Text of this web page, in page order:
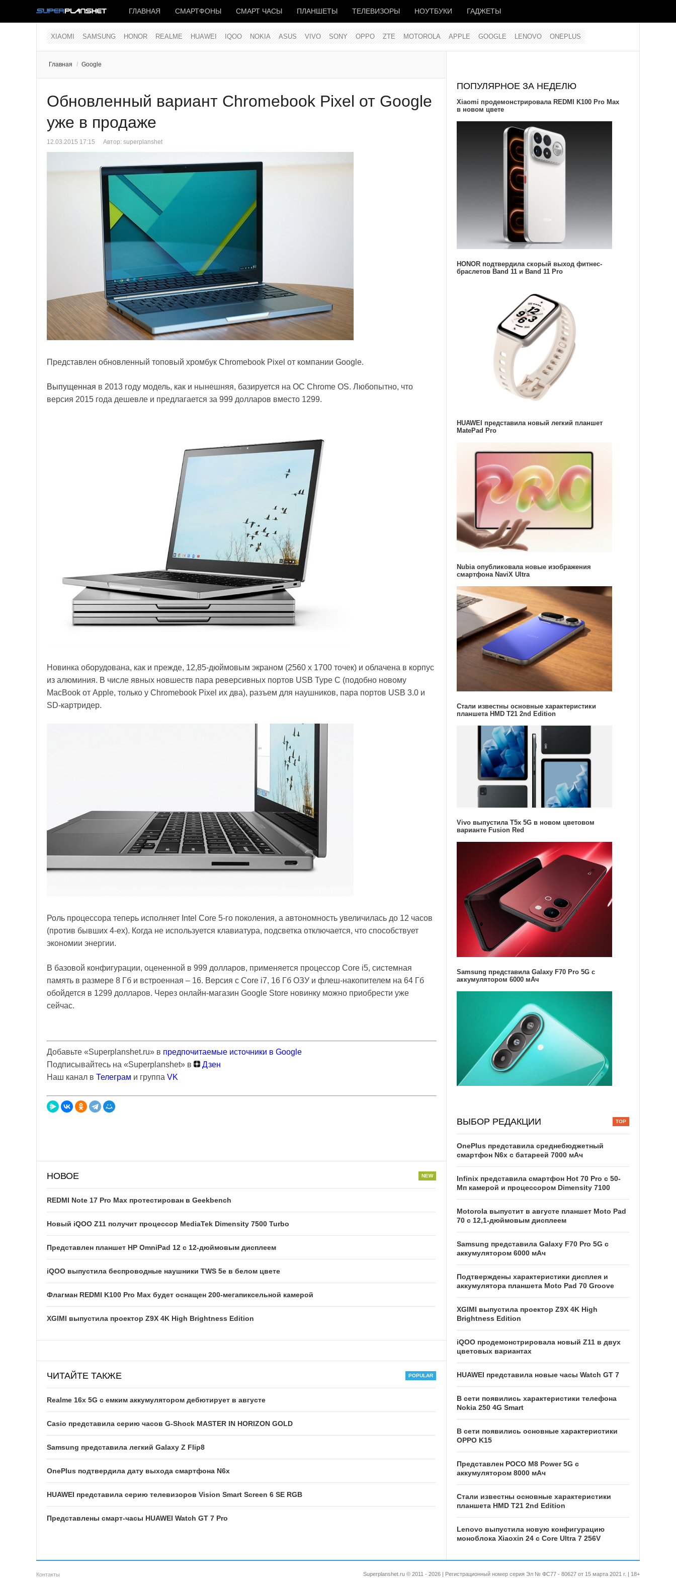
ГЛАВНАЯ СМАРТФОНЫ СМАРТ ЧАСЫ ПЛАНШЕТЫ ТЕЛЕВИЗОРЫ НОУТБУКИ ГАДЖЕТЫ
XIAOMI SAMSUNG HONOR REALME HUAWEI IQOO NOKIA ASUS VIVO SONY OPPO ZTE MOTOROLA APPLE GOOGLE LENOVO ONEPLUS
Главная / Google
Обновленный вариант Chromebook Pixel от Google
уже в продаже
12.03.2015 17:15 Автор: superplanshet
Представлен обновленный топовый хромбук Chromebook Pixel от компании Google.
Выпущенная в 2013 году модель, как и нынешняя, базируется на ОС Chrome OS. Любопытно, что
версия 2015 года дешевле и предлагается за 999 долларов вместо 1299.
Новинка оборудована, как и прежде, 12,85-дюймовым экраном (2560 x 1700 точек) и облачена в корпус
из алюминия. В числе явных новшеств пара реверсивных портов USB Type C (подобно новому
MacBook от Apple, только у Chromebook Pixel их два), разъем для наушников, пара портов USB 3.0 и
SD-картридер.
Роль процессора теперь исполняет Intel Core 5-го поколения, а автономность увеличилась до 12 часов
(против бывших 4-ех). Когда не используется клавиатура, подсветка отключается, что способствует
экономии энергии.
В базовой конфигурации, оцененной в 999 долларов, применяется процессор Core i5, системная
память в размере 8 Гб и встроенная – 16. Версия с Core i7, 16 Гб ОЗУ и флеш-накопителем на 64 Гб
обойдется в 1299 долларов. Через онлайн-магазин Google Store новинку можно приобрести уже
сейчас.
Добавьте «Superplanshet.ru» в предпочитаемые источники в Google
Подписывайтесь на «Superplanshet» в
Дзен
Наш канал в Телеграм и группа VK
НОВОЕ
REDMI Note 17 Pro Max протестирован в Geekbench
Новый iQOO Z11 получит процессор MediaTek Dimensity 7500 Turbo
Представлен планшет HP OmniPad 12 с 12-дюймовым дисплеем
iQOO выпустила беспроводные наушники TWS 5e в белом цвете
Флагман REDMI K100 Pro Max будет оснащен 200-мегапиксельной камерой
XGIMI выпустила проектор Z9X 4K High Brightness Edition
ЧИТАЙТЕ ТАКЖЕ
Realme 16x 5G с емким аккумулятором дебютирует в августе
Casio представила серию часов G-Shock MASTER IN HORIZON GOLD
Samsung представила легкий Galaxy Z Flip8
OnePlus подтвердила дату выхода смартфона N6x
HUAWEI представила серию телевизоров Vision Smart Screen 6 SE RGB
Представлены смарт-часы HUAWEI Watch GT 7 Pro
ПОПУЛЯРНОЕ ЗА НЕДЕЛЮ
Xiaomi продемонстрировала REDMI K100 Pro Max
в новом цвете
HONOR подтвердила скорый выход фитнес-
браслетов Band 11 и Band 11 Pro
HUAWEI представила новый легкий планшет
MatePad Pro
Nubia опубликовала новые изображения
смартфона NaviX Ultra
Стали известны основные характеристики
планшета HMD T21 2nd Edition
Vivo выпустила T5x 5G в новом цветовом
варианте Fusion Red
Samsung представила Galaxy F70 Pro 5G с
аккумулятором 6000 мАч
ВЫБОР РЕДАКЦИИ
OnePlus представила среднебюджетный
смартфон N6x с батареей 7000 мАч
Infinix представила смартфон Hot 70 Pro с 50-
Мп камерой и процессором Dimensity 7100
Motorola выпустит в августе планшет Moto Pad
70 с 12,1-дюймовым дисплеем
Samsung представила Galaxy F70 Pro 5G с
аккумулятором 6000 мАч
Подтверждены характеристики дисплея и
аккумулятора планшета Moto Pad 70 Groove
XGIMI выпустила проектор Z9X 4K High
Brightness Edition
iQOO продемонстрировала новый Z11 в двух
цветовых вариантах
HUAWEI представила новые часы Watch GT 7
В сети появились характеристики телефона
Nokia 250 4G Smart
В сети появились основные характеристики
OPPO K15
Представлен POCO M8 Power 5G с
аккумулятором 8000 мАч
Стали известны основные характеристики
планшета HMD T21 2nd Edition
Lenovo выпустила новую конфигурацию
моноблока Xiaoxin 24 с Core Ultra 7 256V
Контакты Superplanshet.ru © 2011 - 2026 | Регистрационный номер серия Эл № ФС77 - 80627 от 15 марта 2021 г. | 18+